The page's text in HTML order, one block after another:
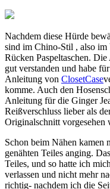
Nachdem diese Hürde
sind im Chino-Stil , also im
Rücken Paspeltaschen.
gut verstanden und habe
Anleitung von ClosetCase
komme. Auch den
Anleitung für die Ginger
Reißverschluss lieber als
Originalschnitt vorgesehen
Schon beim Nähen kamen
genähten Teiles anging.
Teiles, und so hatte ich
verlassen und nicht mehr
richtig- nachdem ich die